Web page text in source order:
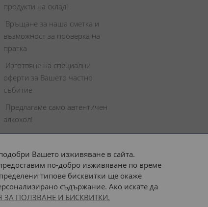
продукти на склад!
Връщане за наша сметка и
възможност за проверка на
пратка
Изготвяне на специални
оферти за Вашето частно
събитие
Предлагаме само автентичен
алкохол!
до адрес с: или наш транспорт
Вашето изживяване в сайта.
по-добро изживяване по време
типове бисквитки ще окаже
съдържание. Ако искате да
ПОЛЗВАНЕ И БИСКВИТКИ.